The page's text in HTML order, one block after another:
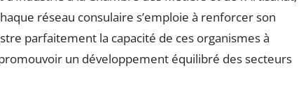
réseau consulaire s’emploie à renforcer son
parfaitement la capacité de ces organismes à
un développement équilibré des secteurs